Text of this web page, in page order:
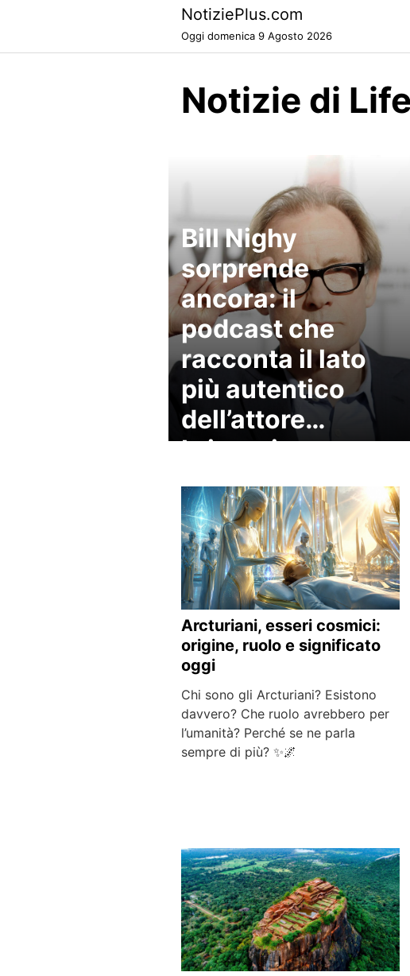
NotiziePlus.com
Oggi domenica 9 Agosto 2026
Notizie di
Bill Nighy
sorprende
ancora: il
podcast che
racconta il lato
più autentico
dell’attore
britannico
Arcturiani, esseri cosmici:
origine, ruolo e significato
oggi
Chi sono gli Arcturiani? Esistono
davvero? Che ruolo avrebbero per
l’umanità? Perché se ne parla
sempre di più? ✨🌌